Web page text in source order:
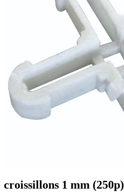
croissillons 1 mm (250p)